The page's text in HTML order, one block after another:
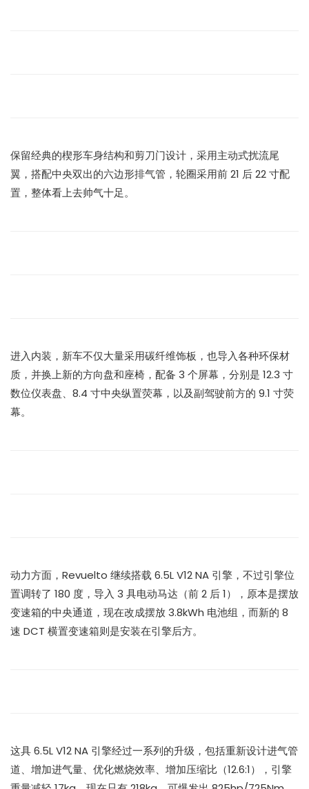
保留经典的楔形车身结构和剪刀门设计，采用主动式扰流尾
翼，搭配中央双出的六边形排气管，轮圈采用前 21 后 22 寸配
置，整体看上去帅气十足。
进入内装，新车不仅大量采用碳纤维饰板，也导入各种环保材
质，并换上新的方向盘和座椅，配备 3 个屏幕，分别是 12.3 寸
数位仪表盘、8.4 寸中央纵置荧幕，以及副驾驶前方的 9.1 寸荧
幕。
动力方面，Revuelto 继续搭载 6.5L V12 NA 引擎，不过引擎位
置调转了 180 度，导入 3 具电动马达（前 2 后 1），原本是摆放
变速箱的中央通道，现在改成摆放 3.8kWh 电池组，而新的 8
速 DCT 横置变速箱则是安装在引擎后方。
这具 6.5L V12 NA 引擎经过一系列的升级，包括重新设计进气管
道、增加进气量、优化燃烧效率、增加压缩比（12.6:1），引擎